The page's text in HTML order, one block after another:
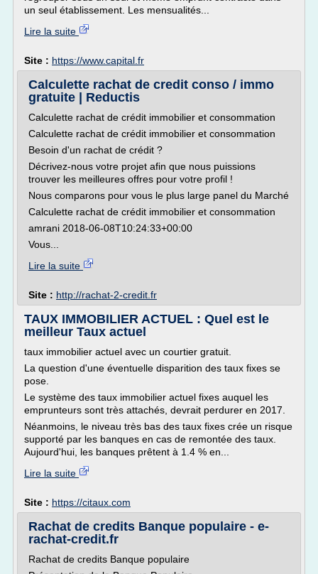
un seul établissement. Les mensualités...
Lire la suite
Site : https://www.capital.fr
Calculette rachat de credit conso / immo
gratuite | Reductis
Calculette rachat de crédit immobilier et consommation
Calculette rachat de crédit immobilier et consommation
Besoin d'un rachat de crédit ?
Décrivez-nous votre projet afin que nous puissions
trouver les meilleures offres pour votre profil !
Nous comparons pour vous le plus large panel du Marché
Calculette rachat de crédit immobilier et consommation
amrani 2018-06-08T10:24:33+00:00
Vous...
Lire la suite
Site : http://rachat-2-credit.fr
TAUX IMMOBILIER ACTUEL : Quel est le
meilleur Taux actuel
taux immobilier actuel avec un courtier gratuit.
La question d'une éventuelle disparition des taux fixes se
pose.
Le système des taux immobilier actuel fixes auquel les
emprunteurs sont très attachés, devrait perdurer en 2017.
Néanmoins, le niveau très bas des taux fixes crée un risque
supporté par les banques en cas de remontée des taux.
Aujourd'hui, les banques prêtent à 1.4 % en...
Lire la suite
Site : https://citaux.com
Rachat de credits Banque populaire - e-
rachat-credit.fr
Rachat de credits Banque populaire